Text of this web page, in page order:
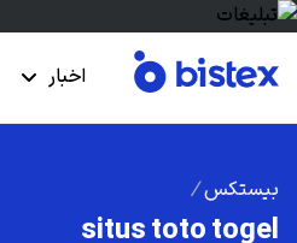
اخبار
بیستکس /
situs toto togel